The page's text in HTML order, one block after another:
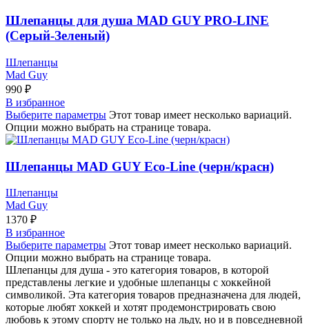
Шлепанцы для душа MAD GUY PRO-LINE
(Серый-Зеленый)
Шлепанцы
Mad Guy
990 ₽
В избранное
Выберите параметры Этот товар имеет несколько вариаций.
Опции можно выбрать на странице товара.
Шлепанцы MAD GUY Eco-Line (черн/красн)
Шлепанцы
Mad Guy
1370 ₽
В избранное
Выберите параметры Этот товар имеет несколько вариаций.
Опции можно выбрать на странице товара.
Шлепанцы для душа - это категория товаров, в которой
представлены легкие и удобные шлепанцы с хоккейной
символикой. Эта категория товаров предназначена для людей,
которые любят хоккей и хотят продемонстрировать свою
любовь к этому спорту не только на льду, но и в повседневной